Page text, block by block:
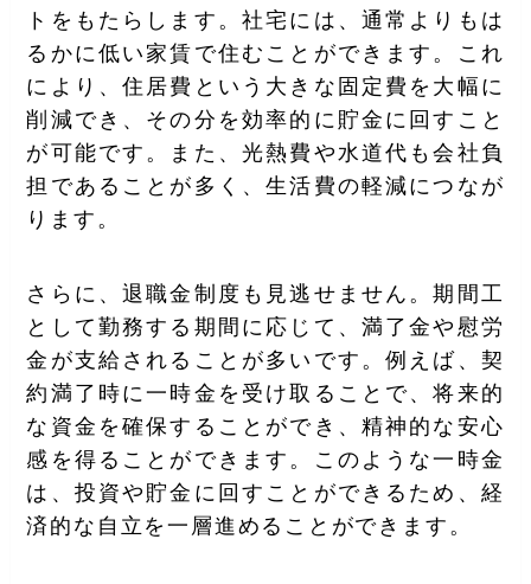
トをもたらします。社宅には、通常よりもは
るかに低い家賃で住むことができます。これ
により、住居費という大きな固定費を大幅に
削減でき、その分を効率的に貯金に回すこと
が可能です。また、光熱費や水道代も会社負
担であることが多く、生活費の軽減につなが
ります。
さらに、退職金制度も見逃せません。期間工
として勤務する期間に応じて、満了金や慰労
金が支給されることが多いです。例えば、契
約満了時に一時金を受け取ることで、将来的
な資金を確保することができ、精神的な安心
感を得ることができます。このような一時金
は、投資や貯金に回すことができるため、経
済的な自立を一層進めることができます。